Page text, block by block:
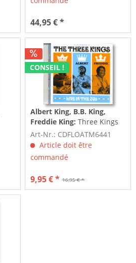
44,95 € *
CONSEIL !
Albert King, B.B. King,
Freddie King: Three Kings
Live In The 70s (2-CD)
Art-Nr.: CDFLOATM6441
Article doit être
commandé
16,95 € *
9,95 € *